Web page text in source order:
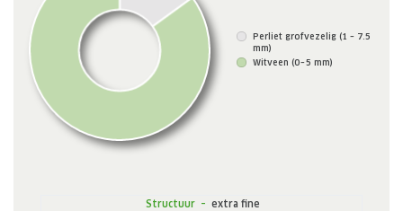
Potkruiden
Perkplanten
Potplanten
Containerplanten
Bosbouwplanten
Zacht fruit
Sphagnum voor orchideeën
Structuur – extra fine
Perliet grofvezelig (1 – 7.5
mm)
Witveen (0 – 5 mm)